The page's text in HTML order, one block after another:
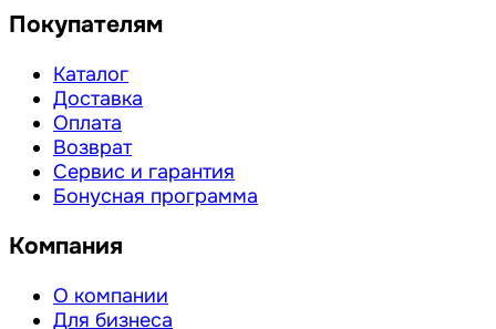
Покупателям
Каталог
Доставка
Оплата
Возврат
Сервис и гарантия
Бонусная программа
Компания
О компании
Для бизнеса